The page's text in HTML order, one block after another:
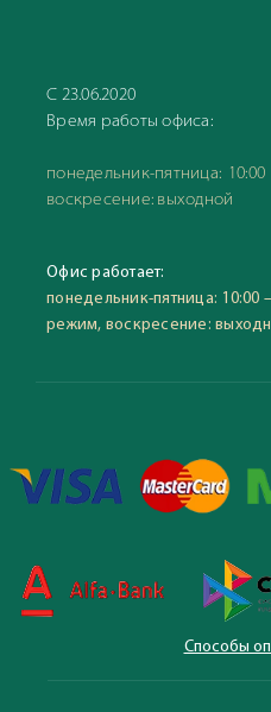
С 23.06.2020
Время работы офиса:
понедельник-пятница: 10:00
воскресение: выходной
Офис работает:
понедельник-пятница: 10:00
режим, воскресение:
Способы